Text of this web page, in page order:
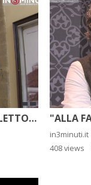
RETTORE, IN CAMPAGNA ELETTORALE AVEVA DETTO CHE IN CASO DI ELEZIONE AVREBBE RILANCIATO L’UNIVERSITÀ. ADESSO?
in3minuti.it
408 views